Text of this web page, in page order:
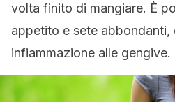
volta finito di mangiare. È
appetito e sete
infiammazione alle gengive.